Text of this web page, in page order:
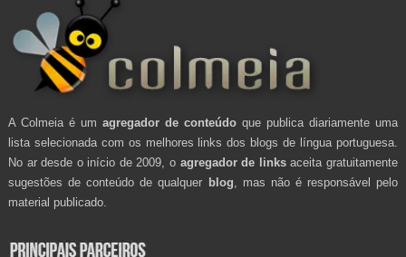
A Colmeia é um agregador de conteúdo que publica diariamente uma
lista selecionada com os melhores links dos blogs de língua portuguesa.
No ar desde o início de 2009, o agregador de linksaceita gratuitamente
sugestões de conteúdo de qualquer blog , mas não é responsável pelo
material publicado.